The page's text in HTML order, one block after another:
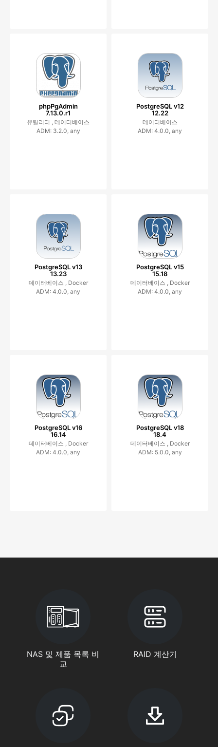
phpPgAdmin
7.13.0.r1
유틸리티 , 데이터베이스
ADM: 3.2.0, any
PostgreSQL v12
12.22
데이터베이스
ADM: 4.0.0, any
PostgreSQL v13
13.23
데이터베이스 , Docker
ADM: 4.0.0, any
PostgreSQL v15
15.18
데이터베이스 , Docker
ADM: 4.0.0, any
PostgreSQL v16
16.14
데이터베이스 , Docker
ADM: 4.0.0, any
PostgreSQL v18
18.4
데이터베이스 , Docker
ADM: 5.0.0, any
NAS 및 제품 목록 비
교
RAID 계산기